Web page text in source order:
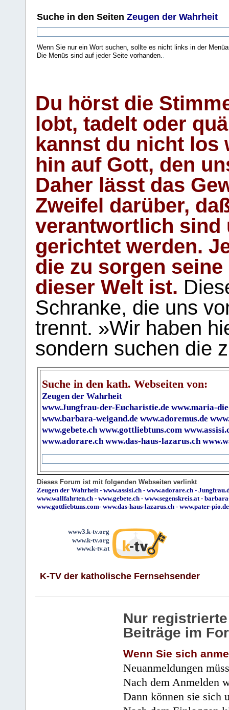
Suche in den Seiten Zeugen der Wahrheit
Wenn Sie nur ein Wort suchen, sollte es nicht links in der
Die Menüs sind auf jeder Seite vorhanden..
Du hörst die
lobt, tadelt oder
kannst du nicht los
hin auf Gott, den
Daher lässt das
Zweifel darüber,
verantwortlich sind
gerichtet werden.
die zu sorgen
dieser Welt ist.
Schranke, die uns
trennt. »Wir haben
sondern suchen die
Suche in den kath. Webseiten von:
Zeugen der Wahrheit
www.Jungfrau-der-Eucharistie.de www.maria-
www.barbara-weigand.de www.adoremus.de
www.gebete.ch www.gottliebtuns.com
www.adorare.ch www.das-haus-lazarus.ch
Dieses Forum ist mit folgenden Webseiten verlinkt
Zeugen der Wahrheit- www.assisi.ch - www.adorare.ch -
www.wallfahrten.ch - www.gebete.ch - www.segenskreis.at-
www.gottliebtuns.com- www.das-haus-lazarus.ch - www.pater-pio.de
www3.k-tv.org
www.k-tv.org
www.k-tv.at
K-TV der katholische Fernsehsender
Nur
Beiträge im
Wenn Sie sich
Neuanmeldungen
Nach dem Anmelden
Dann können sie sich